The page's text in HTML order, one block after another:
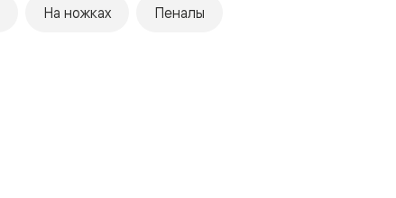
На ножках Пеналы